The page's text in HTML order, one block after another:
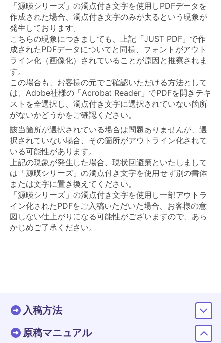
入稿方法
原稿マニュアル
「源暎シリーズ」の濁点付き文字を使用しPDFデータを
作成された場合、濁点付き文字のみが太るという現象が
発生しております。
こちらの現象につきましても、上記「JUST PDF」で作
成されたPDFデータについてと同様、フォントがアウト
ライン化（画像化）されていることが原因と推察されま
す。
この場合も、お客様の元でご確認いただける方法として
は、Adobe社様の「Acrobat Reader」でPDFを開きテキ
ストを全選択し、濁点付き文字に選択されていない箇所
がないかどうかをご確認ください。
該当箇所が選択されている場合は問題ありませんが、選
択されていない場合、その箇所がアウトライン化されて
いる可能性があります。
上記の現象が発生した場合、現状回避策といたしまして
は「源暎シリーズ」の濁点付き文字を使用せず別の書体
または文字に置き換えてください。
「源暎シリーズ」の濁点付き文字を使用し一部アウトラ
イン化されたPDFをご入稿いただいた場合、お客様の意
図しない仕上がりになる可能性がございますので、あら
かじめご了承ください。